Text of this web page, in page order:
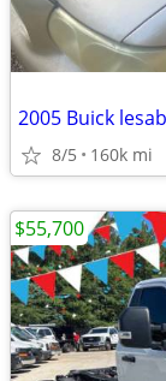
2005 Buick
8/5 160k mi
$55,700